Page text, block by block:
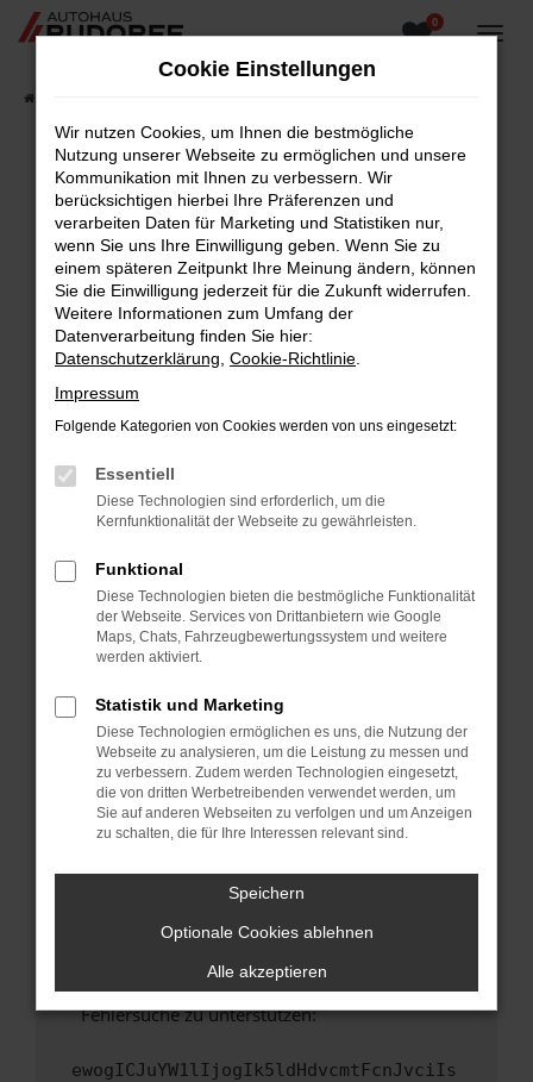
Zum
0
Fehler: Network Error
Beim Laden ist ein Fehler aufgetreten.
Hier sind ein paar Tipps, die dir helfen können:
Überprüfe deine Firewall und deine
Internetverbindung.
Laden andere Webseiten, zum Beispiel deine
Suchmaschine?
Prüfe deine Browsererweiterungen.
Manche Erweiterungen, wie Werbeblocker,
können das Laden bestimmter Seiten
verhindern. Funktioniert die Seite in einem
Fenster?
Starte dein Gerät neu.
Das kann manchmal helfen, vorübergehende
Probleme zu beheben.
Betriebssystem auf dem neuesten Stand
sind.
Veraltete Software birgt nicht nur ein
Sicherheitsrisiko, sondern kann auch dazu
führen, dass bestimmte Funktionen nicht mehr
unterstützt werden.
Wende dich an den Webseitenbetreiber.
Wenn du alle oben genannten Schritte versucht
hast, kontaktiere uns bitte. Wir werden
versuchen, das Problem zu beheben. Du kannst
uns diesen Text schicken, um uns bei der
Fehlersuche zu unterstützen:
ewogICJuYW1lIjogIk5ldHdvcmtFcnJvciIs
Cookie Einstellungen
Wir nutzen Cookies, um Ihnen die bestmögliche
Nutzung unserer Webseite zu ermöglichen und unsere
Kommunikation mit Ihnen zu verbessern. Wir
berücksichtigen hierbei Ihre Präferenzen und
verarbeiten Daten für Marketing und Statistiken nur,
wenn Sie uns Ihre Einwilligung geben. Wenn Sie zu
einem späteren Zeitpunkt Ihre Meinung ändern, können
Sie die Einwilligung jederzeit für die Zukunft widerrufen.
Weitere Informationen zum Umfang der
Datenverarbeitung finden Sie hier:
Datenschutzerklärung Cookie-Richtlinie
Impressum
Folgende Kategorien von Cookies werden von uns eingesetzt:
Essentiell
Diese Technologien sind erforderlich, um die
Kernfunktionalität der Webseite zu gewährleisten.
Funktional
Diese Technologien bieten die bestmögliche Funktionalität
der Webseite. Services von Drittanbietern wie Google
Maps, Chats, Fahrzeugbewertungssystem und weitere
werden aktiviert.
Statistik und Marketing
Diese Technologien ermöglichen es uns, die Nutzung der
Webseite zu analysieren, um die Leistung zu messen und
zu verbessern. Zudem werden Technologien eingesetzt,
die von dritten Werbetreibenden verwendet werden, um
Sie auf anderen Webseiten zu verfolgen und um Anzeigen
zu schalten, die für Ihre Interessen relevant sind.
Speichern
Optionale Cookies ablehnen
Alle akzeptieren